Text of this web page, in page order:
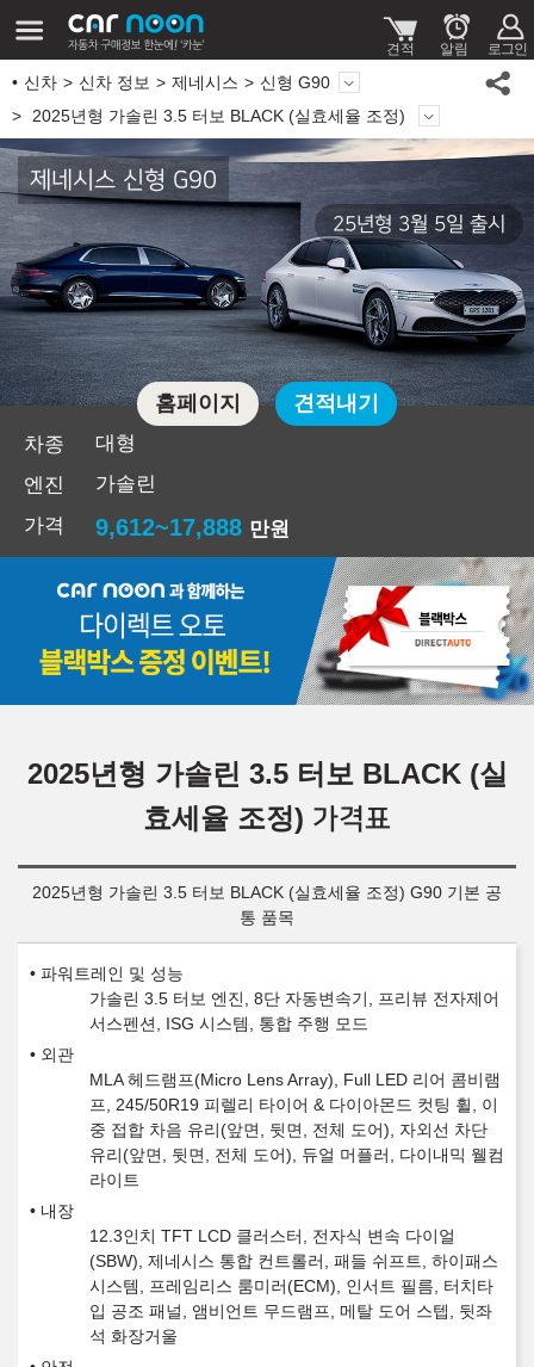
신차 신차 정보 제네시스
신형 G90
2025년형 가솔린 3.5 터보 BLACK (실효세율 조정)
제네시스 신형 G90
25년형 3월 5일 출시
차종
대형
엔진
가솔린
가격
9,612~17,888 만원
홈페이지 견적내기
2025년형 가솔린 3.5 터보 BLACK (실
효세율 조정) 가격표
2025년형 가솔린 3.5 터보 BLACK (실효세율 조정) G90 기본 공
통 품목
파워트레인 및 성능
가솔린 3.5 터보 엔진, 8단 자동변속기, 프리뷰 전자제어
서스펜션, ISG 시스템, 통합 주행 모드
외관
MLA 헤드램프(Micro Lens Array), Full LED 리어 콤비램
프, 245/50R19 피렐리 타이어 & 다이아몬드 컷팅 휠, 이
중 접합 차음 유리(앞면, 뒷면, 전체 도어), 자외선 차단
유리(앞면, 뒷면, 전체 도어), 듀얼 머플러, 다이내믹 웰컴
라이트
내장
12.3인치 TFT LCD 클러스터, 전자식 변속 다이얼
(SBW), 제네시스 통합 컨트롤러, 패들 쉬프트, 하이패스
시스템, 프레임리스 룸미러(ECM), 인서트 필름, 터치타
입 공조 패널, 앰비언트 무드램프, 메탈 도어 스텝, 뒷좌
석 화장거울